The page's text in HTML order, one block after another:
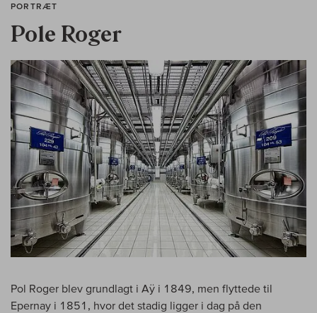
PORTRÆT
Pole Roger
Pol Roger blev grundlagt i Aÿ i 1849, men flyttede til
Epernay i 1851, hvor det stadig ligger i dag på den